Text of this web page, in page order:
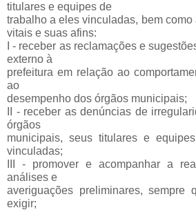
titulares e equipes de
trabalho a eles vinculadas, bem
vitais e suas afins:
I - receber as reclamações e
externo à
prefeitura em relação ao
ao
desempenho dos órgãos municipais;
II - receber as denúncias de
órgãos
municipais, seus titulares e
vinculadas;
III - promover e acompanhar a
análises e
averiguações preliminares,
exigir;